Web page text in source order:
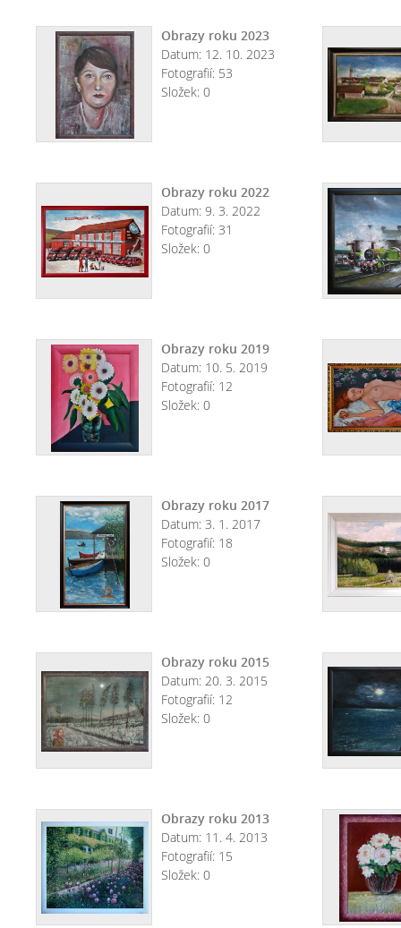
Obrazy roku 2023
Datum: 12. 10. 2023
Fotografií: 53
Složek: 0
Obrazy roku 2022
Datum: 9. 3. 2022
Fotografií: 31
Složek: 0
Obrazy roku 2019
Datum: 10. 5. 2019
Fotografií: 12
Složek: 0
Obrazy roku 2017
Datum: 3. 1. 2017
Fotografií: 18
Složek: 0
Obrazy roku 2015
Datum: 20. 3. 2015
Fotografií: 12
Složek: 0
Obrazy roku 2013
Datum: 11. 4. 2013
Fotografií: 15
Složek: 0